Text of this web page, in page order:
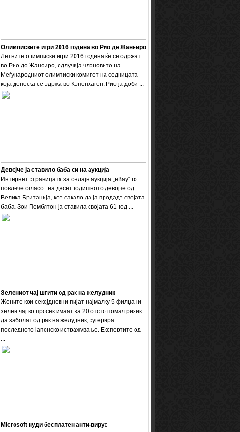
Олимписките игри 2016 година во Рио де Жанеиро
Летните олимписки игри 2016 година ќе се одржат
во Рио де Жанеиро, одлучија членовите на
Меѓународниот олимписки комитет на седницата
која денеска се одржа во Копенхаген. Рио ја доби ...
Девојче ја ставило баба си на аукција
Интернет страницата за онлајн аукција „eBay“ го
повлече огласот на десет годишното девојче од
Велика Британија, кое сакало да ја продаде својата
баба. Зои Пемблтон ја ставила својата 61-год ...
Зелениот чај штити од рак на желудник
Жените кои секојдневни пијат најмалку 5 филџани
зелен чај во просек имаат за 20 отсто помал ризик
да заболат од рак на желудник, сугерира
последното јапонско истражување. Експертите од
...
Microsoft нуди бесплатен анти-вирус